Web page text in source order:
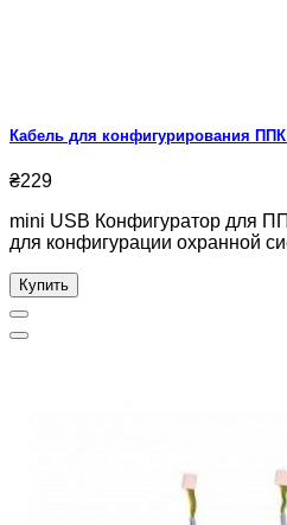
Кабель для конфигурирования
₴229
mini USB Конфигуратор для
для конфигурации охранной
Купить